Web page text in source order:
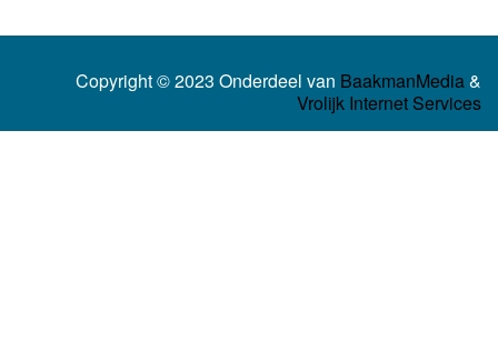
Copyright © 2023 Onderdeel van BaakmanMedia&
Vrolijk Internet Services